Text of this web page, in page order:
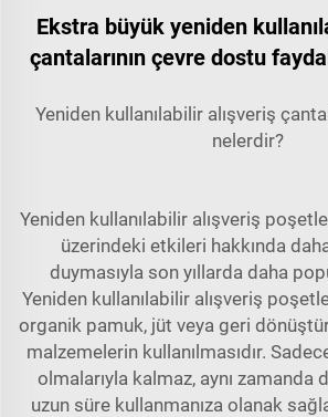
Ekstra büyük yeniden
çantalarının çevre dostu
Yeniden kullanılabilir alışveriş
nelerdir?
Yeniden kullanılabilir alışveriş
üzerindeki etkileri hakkında
duymasıyla son yıllarda daha
Yeniden kullanılabilir alışveriş
organik pamuk, jüt veya geri
malzemelerin kullanılmasıdır.
olmalarıyla kalmaz, aynı zamanda
uzun süre kullanmanıza olanak